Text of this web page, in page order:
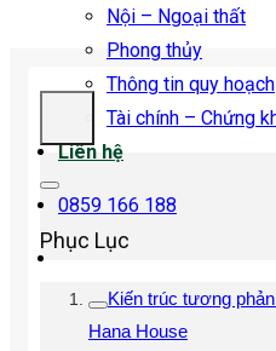
Nội – Ngoại thất
Phong thủy
Thông tin quy hoạch
Tài chính – Chứng
Liên hệ
0859 166 188
Phục Lục
Kiến trúc tương
Hana House